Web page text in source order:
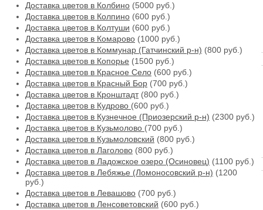
Доставка цветов в Колбино (5000 руб.)
Доставка цветов в Колпино (600 руб.)
Доставка цветов в Колтуши (600 руб.)
Доставка цветов в Комарово (1000 руб.)
Доставка цветов в Коммунар (Гатчинский р-н) (800 руб.)
Доставка цветов в Копорье (1500 руб.)
Доставка цветов в Красное Село (600 руб.)
Доставка цветов в Красный Бор (700 руб.)
Доставка цветов в Кронштадт(800 руб.)
Доставка цветов в Кудрово (600 руб.)
Доставка цветов в Кузнечное (Приозерский р-н) (2300 руб.)
Доставка цветов в Кузьмолово (700 руб.)
Доставка цветов в Кузьмоловский (800 руб.)
Доставка цветов в Лаголово (800 руб.)
Доставка цветов в Ладожское озеро (Осиновец) (1100 руб.)
Доставка цветов в Лебяжье (Ломоносовский р-н) (1200
руб.)
Доставка цветов в Левашово (700 руб.)
Доставка цветов в Ленсоветовский (600 руб.)